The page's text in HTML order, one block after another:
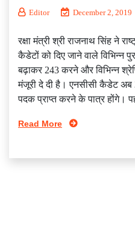
Editor December 2, 2019
रक्षा मंत्री श्री राजनाथ सिंह ने
कैडेटों को दिए जाने वाले विभिन्न
बढ़ाकर 243 करने और विभिन्न
मंजूरी दे दी है। एनसीसी कैडेट अब
पदक प्राप्त करने के पात्र होंगे।
Read More